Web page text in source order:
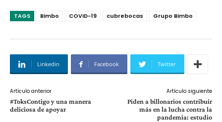
TAGS Bimbo COVID-19 cubrebocas Grupo Bimbo
Linkedin Facebook Twitter
Artículo anterior
#ToksContigo y una manera
deliciosa de apoyar
Artículo siguiente
Piden a billonarios contribuir
más en la lucha contra la
pandemia: estudio